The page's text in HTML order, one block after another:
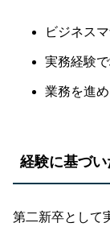
ビジネス
実務経験
業務を進
経験に基づ
第二新卒として